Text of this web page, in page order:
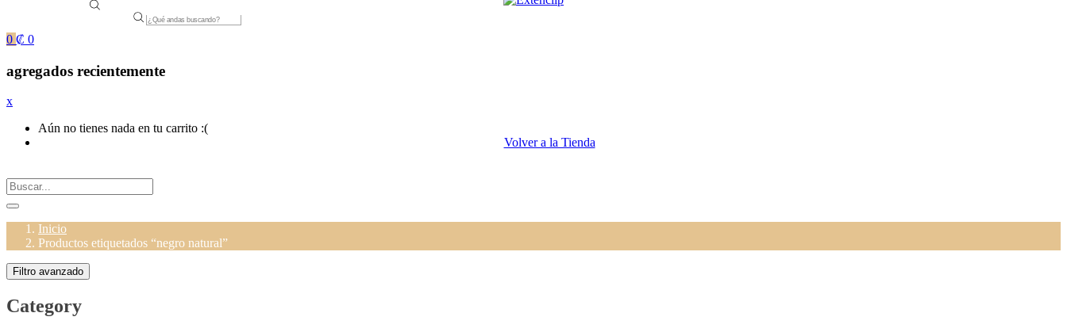
Products
search
0 ₡ 0
agregados recientemente
x
Aún no tienes nada en tu carrito :(
Volver a la Tienda
Inicio
Productos etiquetados “negro natural”
Filtro avanzado
Category